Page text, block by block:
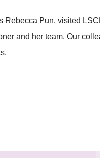
Pun, visited
and her team. Our